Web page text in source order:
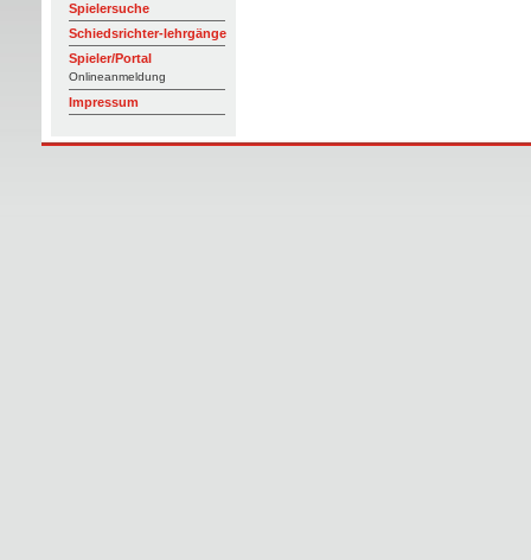
Spielersuche
Schiedsrichter-lehrgänge
Spieler/Portal
Onlineanmeldung
Impressum